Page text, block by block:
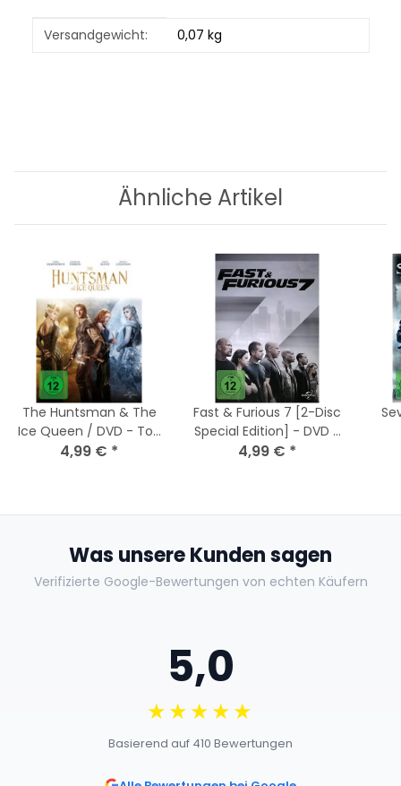
Produkteigenschaft
Wert
Versandgewicht: 0,07 kg
Ähnliche Artikel
The Huntsman & The
Ice Queen / DVD - Top
Zustand
4,99 € *
Fast & Furious 7 [2-Disc
Special Edition] - DVD -
Top Zustand
4,99 € *
Was unsere Kunden sagen
Verifizierte Google-Bewertungen von echten Käufern
5,0
★★★★★
Basierend auf 410 Bewertungen